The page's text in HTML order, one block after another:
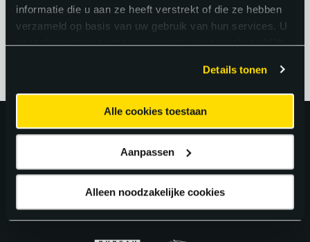
informatie die u aan ze heeft verstrekt of die ze hebben
verzameld op basis van uw gebruik van hun services. U
gaat akkoord met onze cookies als u onze website blijft
Details tonen
Alle cookies toestaan
Aanpassen
Alleen noodzakelijke cookies
eentonig.
Uitstekend!
4.6uit 5 van163Google Reviews.